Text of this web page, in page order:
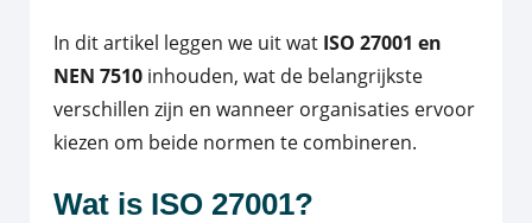
In dit artikel leggen we uit wat ISO 27001 en
NEN 7510 inhouden, wat de belangrijkste
verschillen zijn en wanneer organisaties ervoor
kiezen om beide normen te combineren.
Wat is ISO 27001?